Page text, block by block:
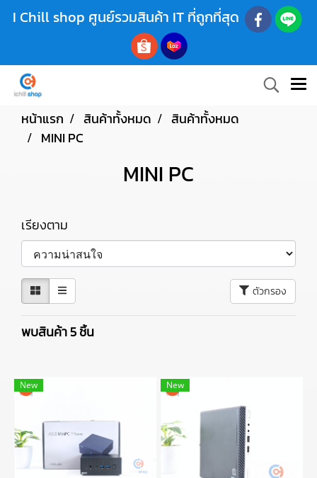
I Chill shop ศูนย์รวมสินค้า IT ที่ถูกที่สุด
หน้าแรก สินค้าทั้งหมด
สินค้าทั้งหมด
MINI PC
MINI PC
เรียงตาม
ตัวกรอง
พบสินค้า 5 ชิ้น
New New